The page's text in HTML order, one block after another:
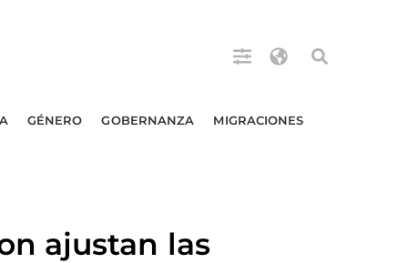
GÉNERO GOBERNANZA MIGRACIONES
ajustan las